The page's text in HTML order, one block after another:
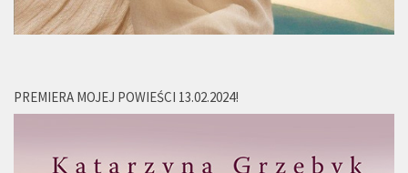
PREMIERA MOJEJ POWIEŚCI 13.02.2024!